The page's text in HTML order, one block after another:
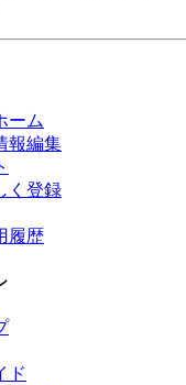
ーム
報編集
く登録
履歴
ド